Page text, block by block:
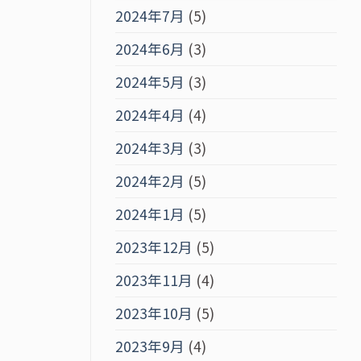
2024年7月 (5)
2024年6月 (3)
2024年5月 (3)
2024年4月 (4)
2024年3月 (3)
2024年2月 (5)
2024年1月 (5)
2023年12月 (5)
2023年11月 (4)
2023年10月 (5)
2023年9月 (4)